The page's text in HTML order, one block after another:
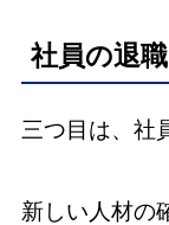
社員の退職
三つ目は、社
新しい人材の